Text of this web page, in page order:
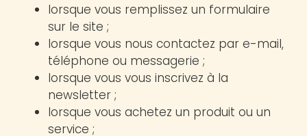
lorsque vous remplissez un formulaire
sur le site ;
lorsque vous nous contactez par e-mail,
téléphone ou messagerie ;
lorsque vous vous inscrivez à la
newsletter ;
lorsque vous achetez un produit ou un
service ;